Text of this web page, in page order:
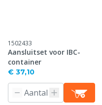
1502433
Aansluitset voor IBC-
container
€ 37,10